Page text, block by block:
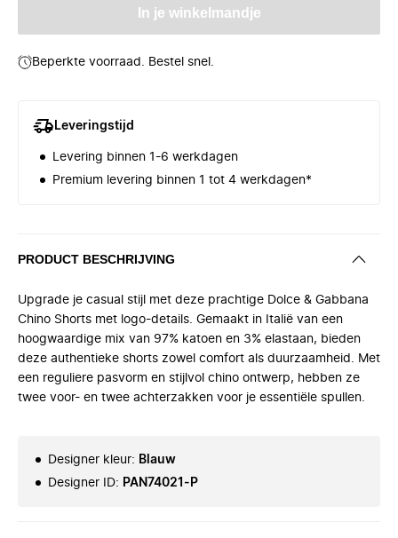
In je winkelmandje
Beperkte voorraad. Bestel snel.
Leveringstijd
Levering binnen 1-6 werkdagen
Premium levering binnen 1 tot 4 werkdagen*
PRODUCT BESCHRIJVING
Upgrade je casual stijl met deze prachtige Dolce & Gabbana
Chino Shorts met logo-details. Gemaakt in Italië van een
hoogwaardige mix van 97% katoen en 3% elastaan, bieden
deze authentieke shorts zowel comfort als duurzaamheid. Met
een reguliere pasvorm en stijlvol chino ontwerp, hebben ze
twee voor- en twee achterzakken voor je essentiële spullen.
Designer kleur: Blauw
Designer ID: PAN74021-P